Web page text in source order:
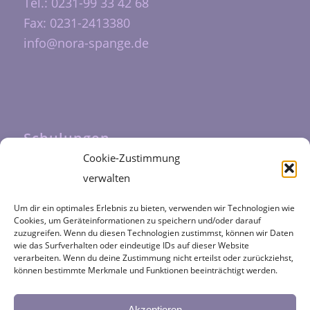
Cookie-Zustimmung
verwalten
Um dir ein optimales Erlebnis zu bieten, verwenden wir Technologien wie
Cookies, um Geräteinformationen zu speichern und/oder darauf
zuzugreifen. Wenn du diesen Technologien zustimmst, können wir Daten
wie das Surfverhalten oder eindeutige IDs auf dieser Website
verarbeiten. Wenn du deine Zustimmung nicht erteilst oder zurückziehst,
können bestimmte Merkmale und Funktionen beeinträchtigt werden.
Fax: 0231-2413380
info@nora-spange.de
Schulungen
Unsere Schulungen werden durch das
Fortbildungszentrum Halfmann